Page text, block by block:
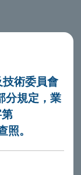
技術委員會
分規定，業
。